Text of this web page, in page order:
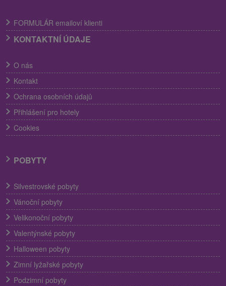
FORMULÁR emailoví klienti
KONTAKTNÍ ÚDAJE
O nás
Kontakt
Ochrana osobních údajů
Přihlášení pro hotely
Cookies
POBYTY
Silvestrovské pobyty
Vánoční pobyty
Velikonoční pobyty
Valentýnské pobyty
Halloween pobyty
Zimní lyžařské pobyty
Podzimní pobyty